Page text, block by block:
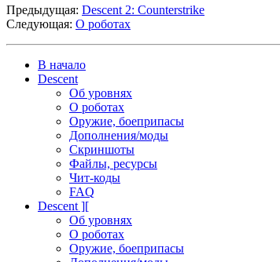
Предыдущая: Descent 2: Counterstrike
Следующая: О роботах
В начало
Descent
Об уровнях
О роботах
Оружие, боеприпасы
Дополнения/моды
Скриншоты
Файлы, ресурсы
Чит-коды
FAQ
Descent ][
Об уровнях
О роботах
Оружие, боеприпасы